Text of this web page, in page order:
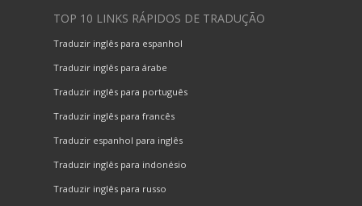
TOP 10 LINKS RÁPIDOS DE TRADUÇÃO
Traduzir inglês para espanhol
Traduzir inglês para árabe
Traduzir inglês para português
Traduzir inglês para francês
Traduzir espanhol para inglês
Traduzir inglês para indonésio
Traduzir inglês para russo